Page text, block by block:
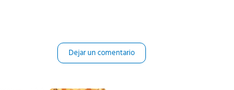
Dejar un comentario